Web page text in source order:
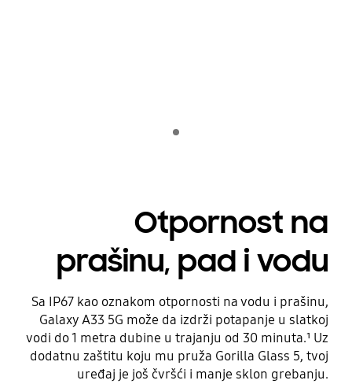
Otpornost na
prašinu, pad i vodu
Sa IP67 kao oznakom otpornosti na vodu i prašinu,
Galaxy A33 5G može da izdrži potapanje u slatkoj
vodi do 1 metra dubine u trajanju od 30 minuta.¹ Uz
dodatnu zaštitu koju mu pruža Gorilla Glass 5, tvoj
uređaj je još čvršći i manje sklon grebanju.